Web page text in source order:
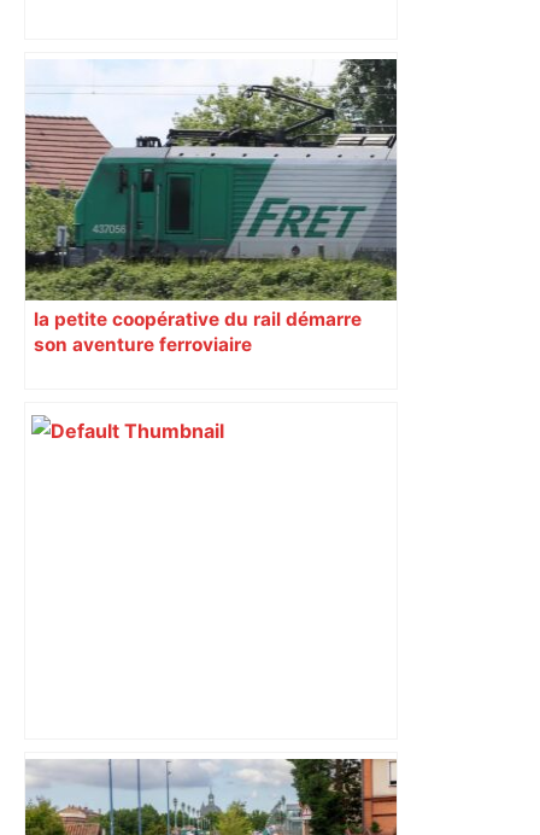
Top 14 : à quelle heure et sur quelle
chaîne regarder le match Toulouse –
Montpellier ? – Le Parisien
la petite coopérative du rail démarre
son aventure ferroviaire
Histoire. Le commerce dans
l'hypercentre de Toulouse, du Moyen-